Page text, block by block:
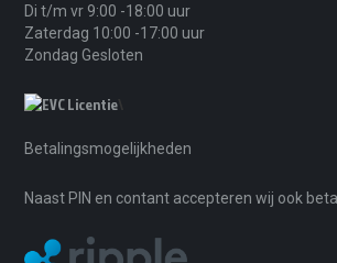
Di t/m vr 9:00 -18:00 uur
Zaterdag 10:00 -17:00 uur
Zondag Gesloten
Betalingsmogelijkheden
Naast PIN en contant accepteren wij ook